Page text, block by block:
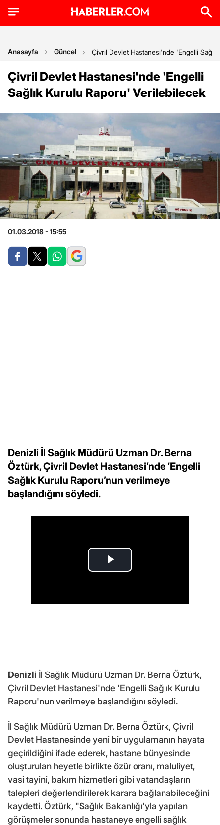
Anasayfa Güncel Çivril Devlet Hastanesi'nde 'Engelli
Çivril Devlet Hastanesi'nde 'Engelli
Sağlık Kurulu Raporu' Verilebilecek
01.03.2018 - 15:55
Denizli İl Sağlık Müdürü Uzman Dr. Berna
Öztürk, Çivril Devlet Hastanesi’nde ‘Engelli
Sağlık Kurulu Raporu’nun verilmeye
başlandığını söyledi.
Denizli İl Sağlık Müdürü Uzman Dr. Berna Öztürk,
Çivril Devlet Hastanesi'nde 'Engelli Sağlık Kurulu
Raporu'nun verilmeye başlandığını söyledi.
İl Sağlık Müdürü Uzman Dr. Berna Öztürk, Çivril
Devlet Hastanesinde yeni bir uygulamanın hayata
geçirildiğini ifade ederek, hastane bünyesinde
oluşturulan heyetle birlikte özür oranı, maluliyet,
vasi tayini, bakım hizmetleri gibi vatandaşların
talepleri değerlendirilerek karara bağlanabileceğini
kaydetti. Öztürk, "Sağlık Bakanlığı'yla yapılan
görüşmeler sonunda hastaneye engelli sağlık